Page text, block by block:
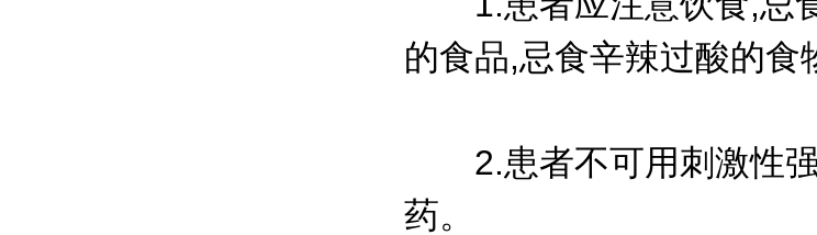
的食品,忌食辛辣过酸的食
2.患者不可用刺激性强
药。